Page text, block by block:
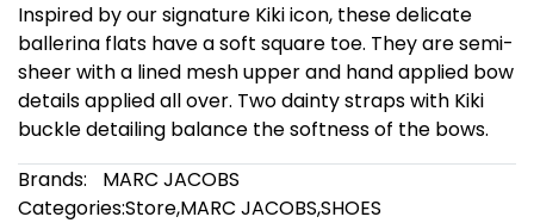
Inspired by our signature Kiki icon, these delicate
ballerina flats have a soft square toe. They are semi-
sheer with a lined mesh upper and hand applied bow
details applied all over. Two dainty straps with Kiki
buckle detailing balance the softness of the bows.
Brands:
MARC JACOBS
Categories:Store,MARC JACOBS,SHOES